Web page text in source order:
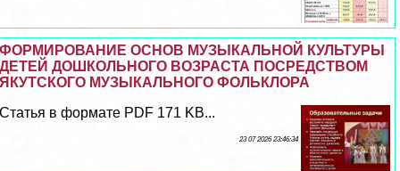
ФОРМИРОВАНИЕ ОСНОВ МУЗЫКАЛЬНОЙ КУЛЬТУРЫ
ДЕТЕЙ ДОШКОЛЬНОГО ВОЗРАСТА ПОСРЕДСТВОМ
ЯКУТСКОГО МУЗЫКАЛЬНОГО ФОЛЬКЛОРА
Статья в формате PDF 171 KB...
23 07 2026 23:46:34